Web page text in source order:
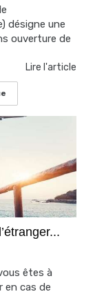
désigne une
ouverture de
Lire l'article
êtes à
en cas de